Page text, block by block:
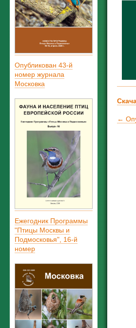
Опубликован 43-й
номер журнала
Московка
Ежегодник Программы
"Птицы Москвы и
Подмосковья", 16-й
номер
←